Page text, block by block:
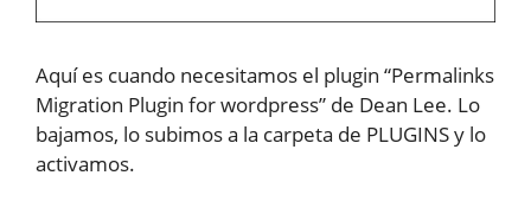
Aquí es cuando necesitamos el plugin “Permalinks
Migration Plugin for wordpress” de Dean Lee. Lo
bajamos, lo subimos a la carpeta de PLUGINS y lo
activamos.